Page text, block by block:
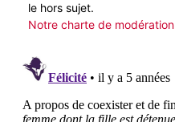
le hors sujet.
Notre charte de modération